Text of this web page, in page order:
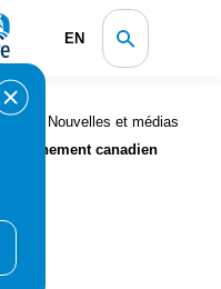
EN
Nouvelles et médias
canadien